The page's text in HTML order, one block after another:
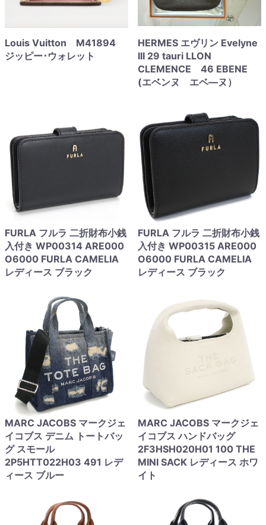
Louis Vuitton M41894
ジッピー･ウォレット
HERMES エヴリン Evelyne
III 29 tauri LLON
CLEMENCE 46 EBENE
(エベンヌ エベ―ヌ）
FURLA フルラ 二折財布小銭
入付き WP00314 ARE000
O6000 FURLA CAMELIA
レディース ブラック
FURLA フルラ 二折財布小銭
入付き WP00315 ARE000
O6000 FURLA CAMELIA
レディース ブラック
MARC JACOBS マークジェ
イコブス デニム トートバッ
グ スモール
2P5HTT022H03 491 レデ
ィース ブルー
MARC JACOBS マークジェ
イコブス ハンドバッグ
2F3HSH020H01 100 THE
MINI SACK レディース ホワ
イト